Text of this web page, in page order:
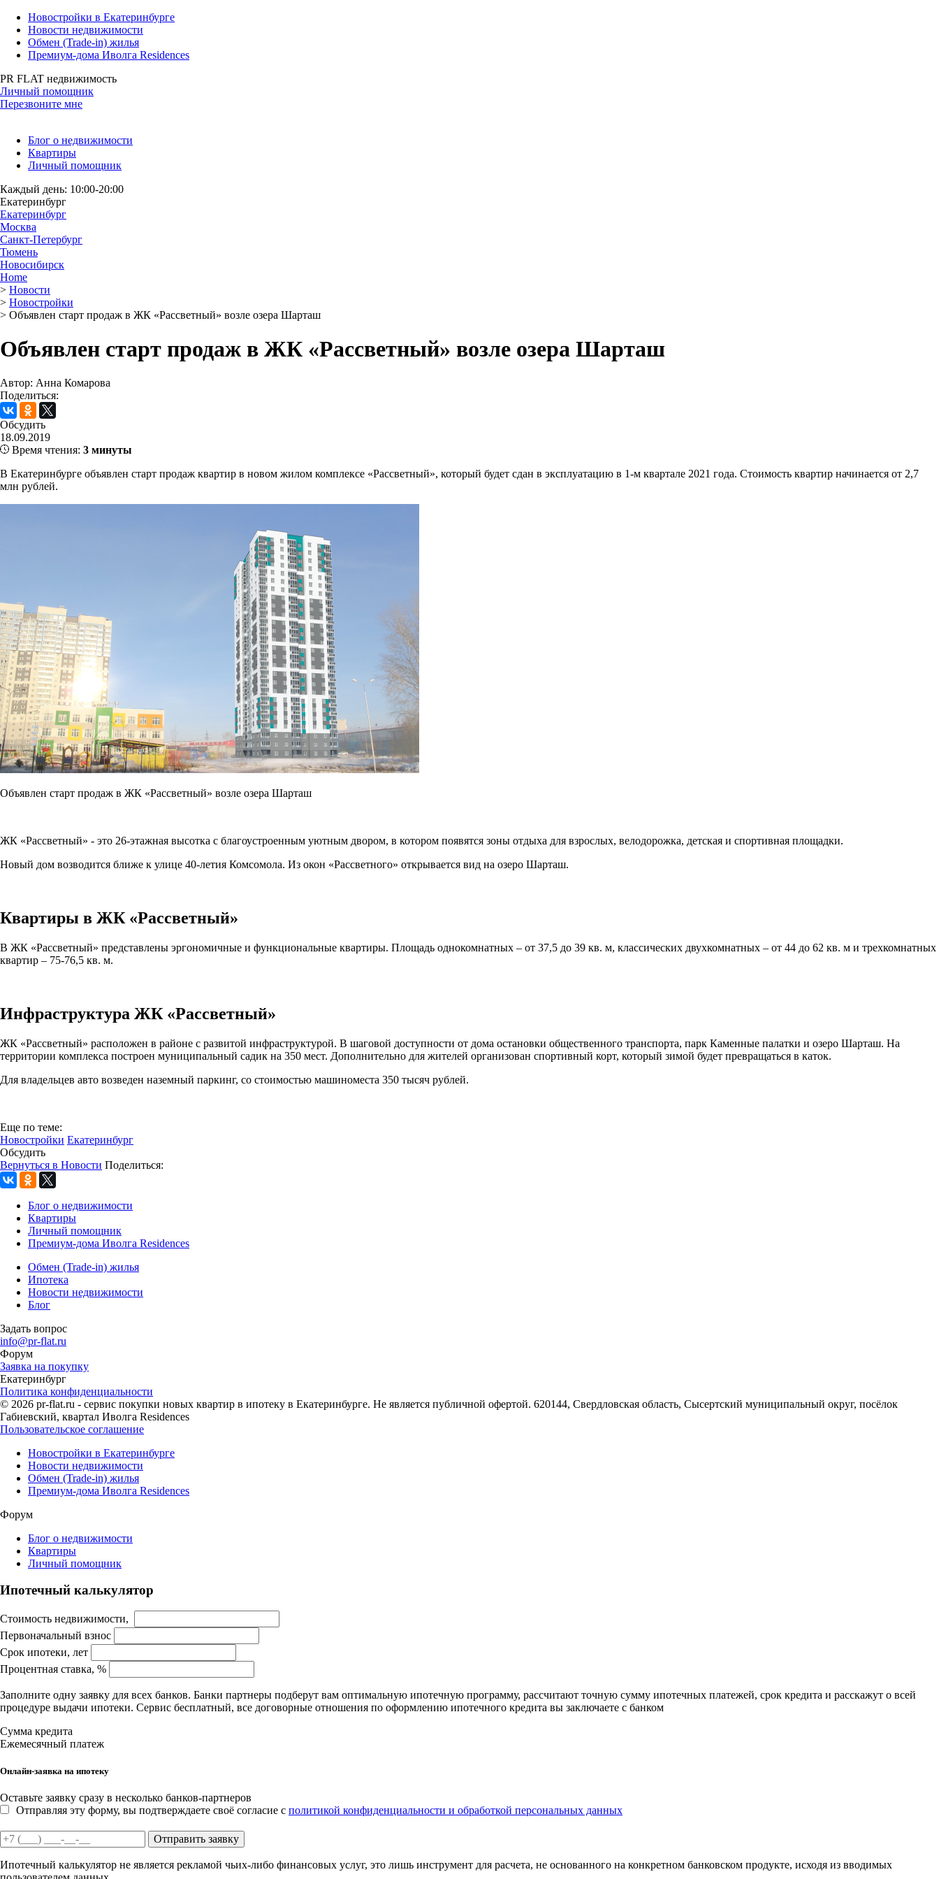
Новостройки в Екатеринбурге
Новости недвижимости
Обмен (Trade-in) жилья
Премиум-дома Иволга Residences
PR FLAT недвижимость
Личный помощник
Перезвоните мне
Блог о недвижимости
Квартиры
Личный помощник
Каждый день: 10:00-20:00
Екатеринбург
Екатеринбург
Москва
Санкт-Петербург
Тюмень
Новосибирск
Home
> Новости
> Новостройки
> Объявлен старт продаж в ЖК «Рассветный» возле озера Шарташ
Объявлен старт продаж в ЖК «Рассветный» возле озера Шарташ
Автор: Анна Комарова
Поделиться:
Обсудить
18.09.2019
Время чтения: 3 минуты
В Екатеринбурге объявлен старт продаж квартир в новом жилом комплексе «Рассветный», который будет сдан в эксплуатацию в 1-м квартале 2021 года. Стоимость квартир начинается от 2,7
млн рублей.
Объявлен старт продаж в ЖК «Рассветный» возле озера Шарташ
ЖК «Рассветный» - это 26-этажная высотка с благоустроенным уютным двором, в котором появятся зоны отдыха для взрослых, велодорожка, детская и спортивная площадки.
Новый дом возводится ближе к улице 40-летия Комсомола. Из окон «Рассветного» открывается вид на озеро Шарташ.
Квартиры в ЖК «Рассветный»
В ЖК «Рассветный» представлены эргономичные и функциональные квартиры. Площадь однокомнатных – от 37,5 до 39 кв. м, классических двухкомнатных – от 44 до 62 кв. м и трехкомнатных
квартир – 75-76,5 кв. м.
Инфраструктура ЖК «Рассветный»
ЖК «Рассветный» расположен в районе с развитой инфраструктурой. В шаговой доступности от дома остановки общественного транспорта, парк Каменные палатки и озеро Шарташ. На
территории комплекса построен муниципальный садик на 350 мест. Дополнительно для жителей организован спортивный корт, который зимой будет превращаться в каток.
Для владельцев авто возведен наземный паркинг, со стоимостью машиноместа 350 тысяч рублей.
Еще по теме:
Новостройки Екатеринбург
Обсудить
Вернуться в Новости Поделиться:
Блог о недвижимости
Квартиры
Личный помощник
Премиум-дома Иволга Residences
Обмен (Trade-in) жилья
Ипотека
Новости недвижимости
Блог
Задать вопрос
info@pr-flat.ru
Форум
Заявка на покупку
Екатеринбург
Политика конфиденциальности
© 2026 pr-flat.ru - сервис покупки новых квартир в ипотеку в Екатеринбурге. Не является публичной офертой. 620144, Свердловская область, Сысертский муниципальный округ, посёлок
Габиевский, квартал Иволга Residences
Пользовательское соглашение
Новостройки в Екатеринбурге
Новости недвижимости
Обмен (Trade-in) жилья
Премиум-дома Иволга Residences
Форум
Блог о недвижимости
Квартиры
Личный помощник
Ипотечный калькулятор
Стоимость недвижимости,
Первоначальный взнос
Срок ипотеки, лет
Процентная ставка, %
Заполните одну заявку для всех банков. Банки партнеры подберут вам оптимальную ипотечную программу, рассчитают точную сумму ипотечных платежей, срок кредита и расскажут о всей
процедуре выдачи ипотеки. Сервис бесплатный, все договорные отношения по оформлению ипотечного кредита вы заключаете с банком
Сумма кредита
Ежемесячный платеж
Онлайн-заявка на ипотеку
Оставьте заявку сразу в несколько банков-партнеров
Отправляя эту форму, вы подтверждаете своё согласие с политикой конфиденциальности и обработкой персональных данных
Отправить заявку
Ипотечный калькулятор не является рекламой чьих-либо финансовых услуг, это лишь инструмент для расчета, не основанного на конкретном банковском продукте, исходя из вводимых